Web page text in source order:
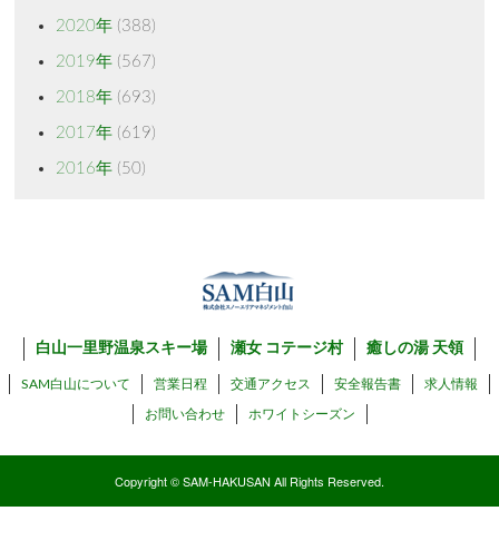
2020年(388)
2019年(567)
2018年(693)
2017年(619)
2016年(50)
白山一里野温泉スキー場 瀬女 コテージ村 癒しの湯 天領
SAM白山について 営業日程 交通アクセス 安全報告書 求人情報
お問い合わせ ホワイトシーズン
Copyright © SAM-HAKUSAN All Rights Reserved.